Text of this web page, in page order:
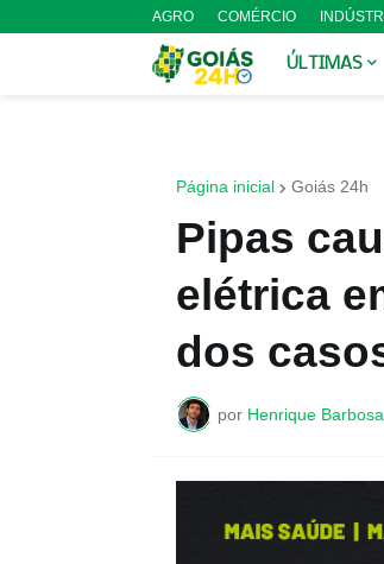
AGRO COMÉRCIO
ÚLTIMAS
Página inicial Goiás 24h
Pipas
elétrica
dos
por Henrique Barbosa